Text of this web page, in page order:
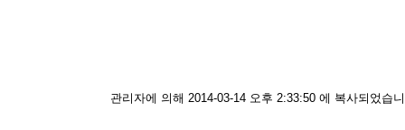
관리자에 의해 2014-03-14 오후 2:33:50 에 복사되었습